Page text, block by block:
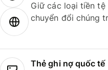
Giữ các loại tiền
chuyển đổi chúng
Thẻ ghi nợ quốc tế